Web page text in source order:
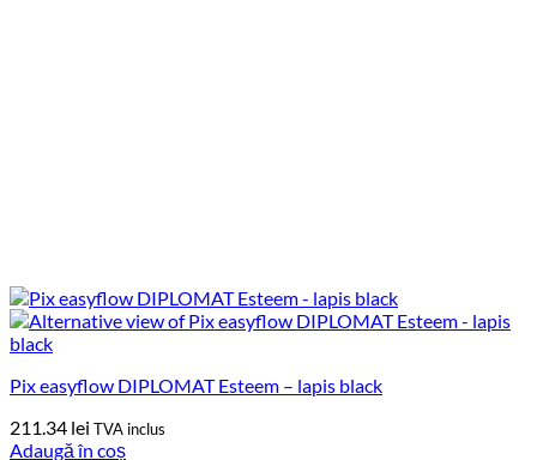
Pix easyflow DIPLOMAT Esteem – lapis black
211.34 lei TVA inclus
Adaugă în coș